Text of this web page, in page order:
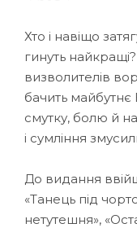
Хто і навіщо
гинуть
визволителів
бачить майбутнє
смутку, болю й
і сумління
До видання
«Танець під
нетутешня»,